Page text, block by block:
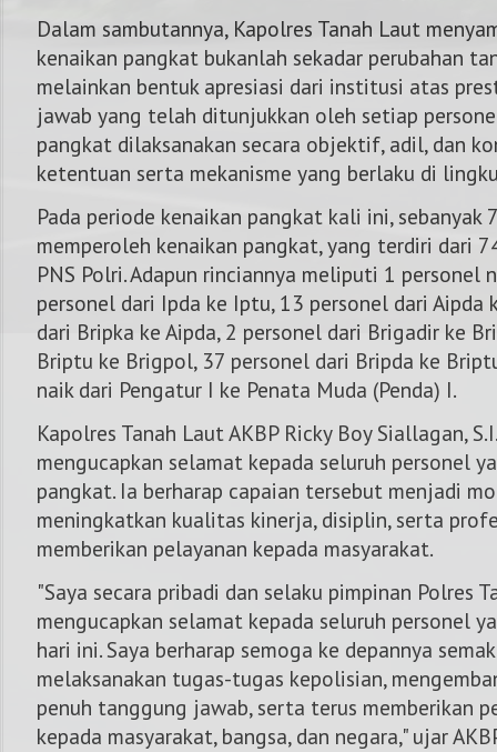
Dalam sambutannya, Kapolres Tanah Laut
kenaikan pangkat bukanlah sekadar perubahan
melainkan bentuk apresiasi dari institusi atas
jawab yang telah ditunjukkan oleh setiap
pangkat dilaksanakan secara objektif, adil, dan
ketentuan serta mekanisme yang berlaku di
Pada periode kenaikan pangkat kali ini, sebanyak
memperoleh kenaikan pangkat, yang terdiri dari
PNS Polri. Adapun rinciannya meliputi 1 personel
personel dari Ipda ke Iptu, 13 personel dari Aipda
dari Bripka ke Aipda, 2 personel dari Brigadir ke
Briptu ke Brigpol, 37 personel dari Bripda ke
naik dari Pengatur I ke Penata Muda (Penda) I.
Kapolres Tanah Laut AKBP Ricky Boy Siallagan,
mengucapkan selamat kepada seluruh personel
pangkat. Ia berharap capaian tersebut menjadi
meningkatkan kualitas kinerja, disiplin, serta
memberikan pelayanan kepada masyarakat.
"Saya secara pribadi dan selaku pimpinan Polres
mengucapkan selamat kepada seluruh personel
hari ini. Saya berharap semoga ke depannya
melaksanakan tugas-tugas kepolisian,
penuh tanggung jawab, serta terus memberikan
kepada masyarakat, bangsa, dan negara," ujar